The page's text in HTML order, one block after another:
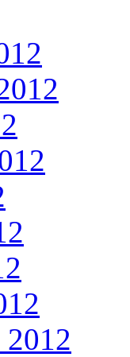
2012